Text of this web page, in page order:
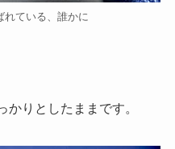
れている、誰かに
かりとしたままです。